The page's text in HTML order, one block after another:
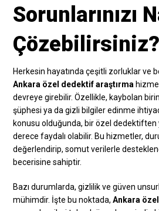
Sorunlarınızı
Çözebilirsiniz?
Herkesin hayatında çeşitli zorluklar ve
Ankara özel dedektif araştırma
devreye girebilir. Özellikle, kaybolan
şüphesi ya da gizli bilgiler edinme
konusu olduğunda, bir özel dedektiften
derece faydalı olabilir. Bu hizmetler,
değerlendirip, somut verilerle
becerisine sahiptir.
Bazı durumlarda, gizlilik ve güven
mühimdir. İşte bu noktada,Ankara